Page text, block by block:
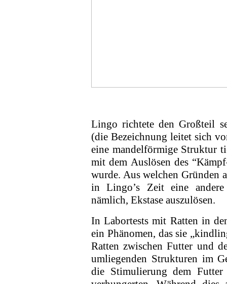
Lingo richtete den Großteil
(die Bezeichnung leitet sich
eine mandel­förmige Struktur
mit dem Auslösen des
wurde. Aus welchen Gründen
in Lingo’s Zeit eine
nämlich, Ekstase auszulösen.
In Labortests mit Ratten in
ein Phänomen, das sie
Ratten zwischen Futter und
umliegenden Strukturen im
die Stimulierung dem